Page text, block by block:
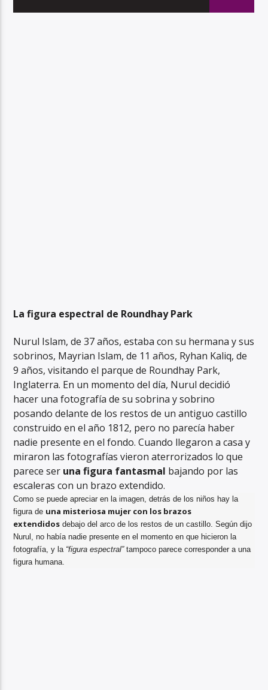
La figura espectral de Roundhay Park
Nurul Islam, de 37 años, estaba con su hermana y sus
sobrinos, Mayrian Islam, de 11 años, Ryhan Kaliq, de
9 años, visitando el parque de Roundhay Park,
Inglaterra. En un momento del día, Nurul decidió
hacer una fotografía de su sobrina y sobrino
posando delante de los restos de un antiguo castillo
construido en el año 1812, pero no parecía haber
nadie presente en el fondo. Cuando llegaron a casa y
miraron las fotografías vieron aterrorizados lo que
parece ser una figura fantasmal bajando por las
escaleras con un brazo extendido.
Como se puede apreciar en la imagen, detrás de los niños hay la
figura de una misteriosa mujer con los brazos
extendidos debajo del arco de los restos de un castillo. Según dijo
Nurul, no había nadie presente en el momento en que hicieron la
fotografía, y la“figura espectral”tampoco parece corresponder a una
figura humana.